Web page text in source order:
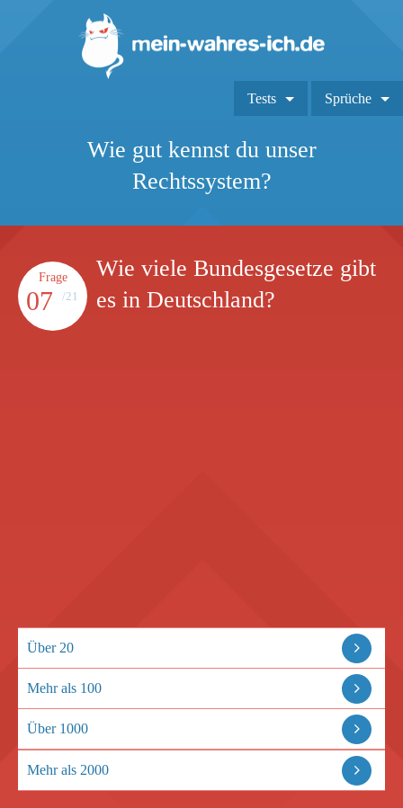
Tests Sprüche
Wie gut kennst du unser
Rechtssystem?
Frage
07 /21
Wie viele Bundesgesetze gibt
es in Deutschland?
Über 20
Mehr als 100
Über 1000
Mehr als 2000